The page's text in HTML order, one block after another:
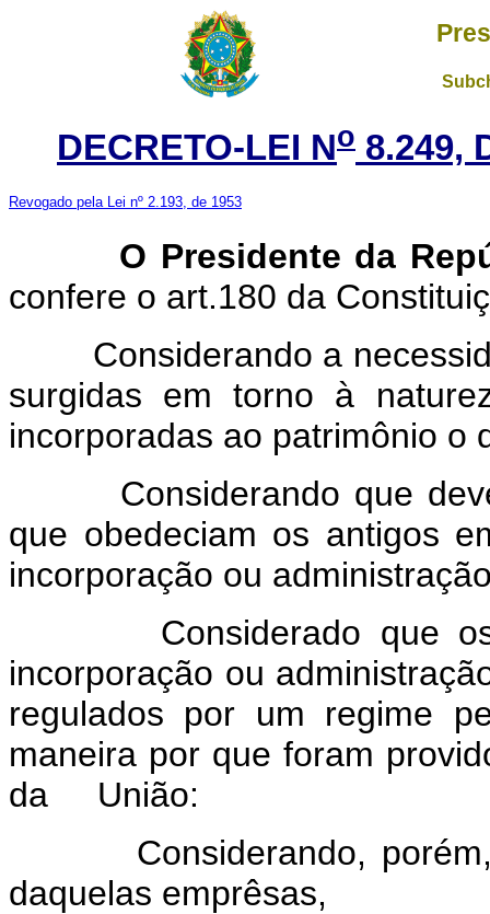
DECRETO-LEI No 8.249,
Revogado pela Lei nº 2.193, de 1953
O Presidente da
confere o art.180 da
Considerando a
surgidas em torno à
incorporadas ao patrimônio o
Considerando que deve
que obedeciam os antigos
incorporação ou
Considerado que os
incorporação ou
regulados por um regime
maneira por que foram
da União:
Considerando, porém, a
daquelas emprêsas,